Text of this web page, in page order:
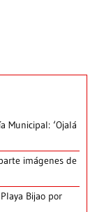
Municipal: ‘Ojalá
imágenes de
Bijao por